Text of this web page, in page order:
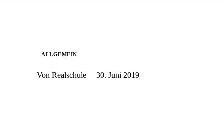
ALLGEMEIN
Von Realschule 30. Juni 2019